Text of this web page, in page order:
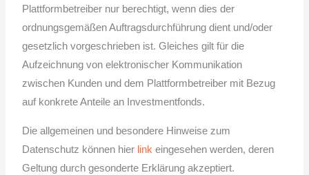
Plattformbetreiber nur berechtigt, wenn dies der
ordnungsgemäßen Auftragsdurchführung dient und/oder
gesetzlich vorgeschrieben ist. Gleiches gilt für die
Aufzeichnung von elektronischer Kommunikation
zwischen Kunden und dem Plattformbetreiber mit Bezug
auf konkrete Anteile an Investmentfonds.
Die allgemeinen und besondere Hinweise zum
Datenschutz können hier link eingesehen werden, deren
Geltung durch gesonderte Erklärung akzeptiert.